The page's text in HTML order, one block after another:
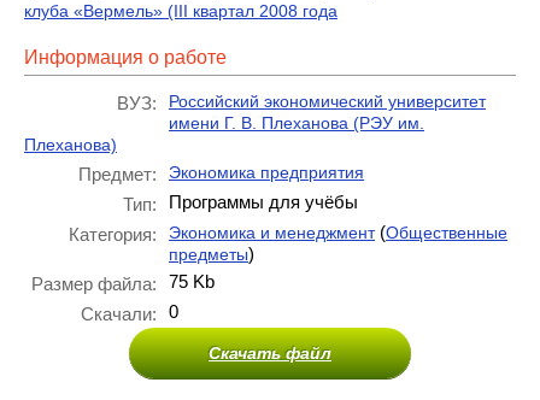
клуба «Вермель» (III квартал 2008 года
Информация о работе
ВУЗ:
Российский экономический университет
имени Г. В. Плеханова (РЭУ им.
Плеханова)
Предмет: Экономика предприятия
Тип:
Программы для учёбы
Категория:
Экономика и менеджмент(Общественные
предметы)
Размер файла:
75 Kb
Скачали:
0
Скачать файл